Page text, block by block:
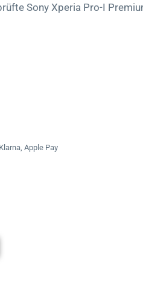
Sony Xperia Pro-I
Apple Pay